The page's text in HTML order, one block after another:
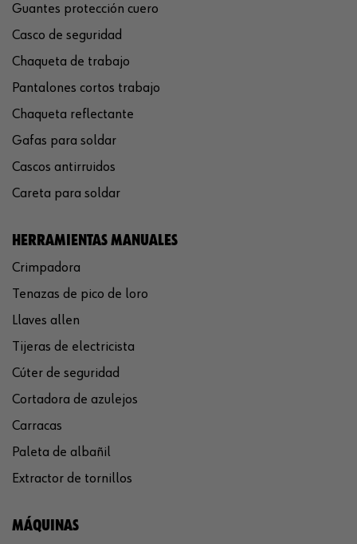
Guantes protección cuero
Casco de seguridad
Chaqueta de trabajo
Pantalones cortos trabajo
Chaqueta reflectante
Gafas para soldar
Cascos antirruidos
Careta para soldar
HERRAMIENTAS MANUALES
Crimpadora
Tenazas de pico de loro
Llaves allen
Tijeras de electricista
Cúter de seguridad
Cortadora de azulejos
Carracas
Paleta de albañil
Extractor de tornillos
MÁQUINAS